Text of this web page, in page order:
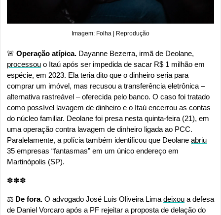
Imagem: Folha | Reprodução
🚨 Operação atípica.
processou o Itaú após ser impedida de sacar R$ 1 milhão em
espécie, em 2023. Ela teria dito que o dinheiro seria para
comprar um imóvel, mas recusou a transferência eletrônica –
alternativa rastreável – oferecida pelo banco. O caso foi tratado
como possível lavagem de dinheiro e o Itaú encerrou as contas
do núcleo familiar. Deolane foi presa nesta quinta-feira (21), em
uma operação contra lavagem de dinheiro ligada ao PCC.
Paralelamente, a polícia também identificou que Deolane abriu
35 empresas “fantasmas” em um único endereço em
Martinópolis (SP).
✽✽✽
⚖️ De fora. O advogado José Luis Oliveira Lima deixou a defesa
de Daniel Vorcaro após a PF rejeitar a proposta de delação do